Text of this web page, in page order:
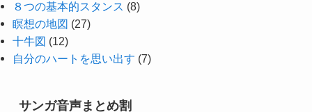
８つの基本的スタンス (8)
瞑想の地図 (27)
十牛図 (12)
自分のハートを思い出す (7)
サンガ音声まとめ割